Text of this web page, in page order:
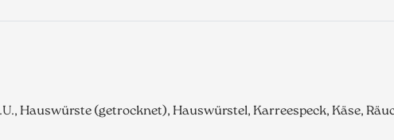
Hauswürste (getrocknet), Hauswürstel, Karreespeck, Käse,